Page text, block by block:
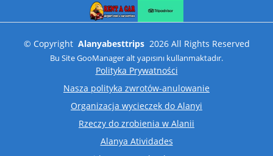
© Copyright Alanyabesttrips 2026 All Rights Reserved
Bu SiteGooManageralt yapısını kullanmaktadır.
Polityka Prywatności
Nasza polityka zwrotów-anulowanie
Organizacja wycieczek do Alanyi
Rzeczy do zrobienia w Alanii
Alanya Atividades